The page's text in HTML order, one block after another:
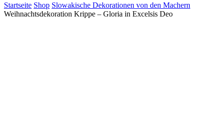
Startseite Shop Slowakische Dekorationen von den Machern
Weihnachtsdekoration Krippe – Gloria in Excelsis Deo